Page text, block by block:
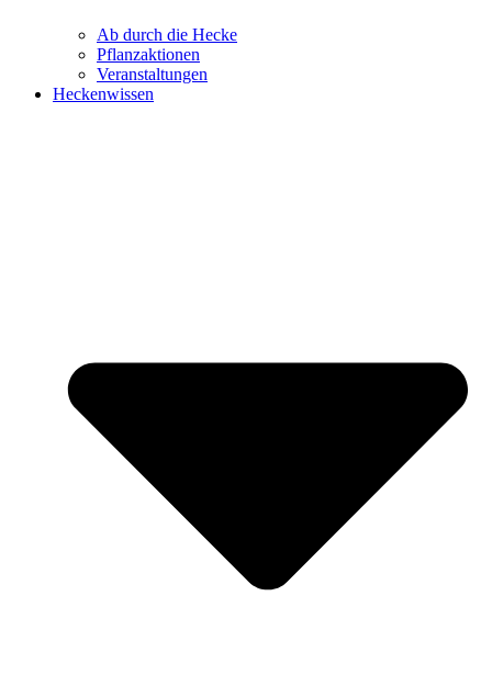
Ab durch die Hecke
Pflanzaktionen
Veranstaltungen
Heckenwissen